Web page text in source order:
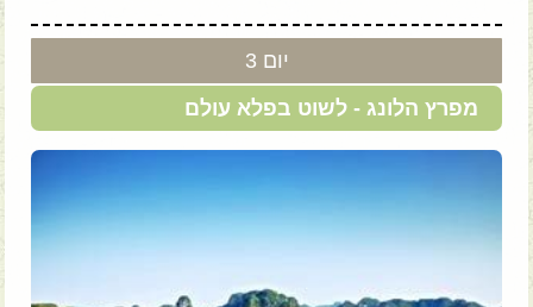
מפרץ הלונג - לשוט בפלא עולם
יום 3